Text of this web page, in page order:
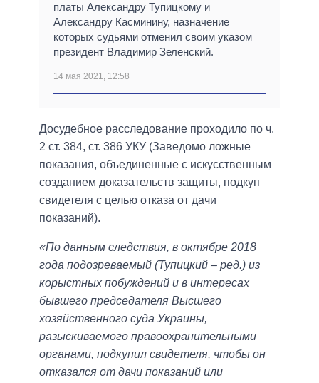
платы Александру Тупицкому и
Александру Касминину, назначение
которых судьями отменил своим указом
президент Владимир Зеленский.
14 мая 2021, 12:58
Досудебное расследование проходило по ч.
2 ст. 384, ст. 386 УКУ (Заведомо ложные
показания, объединенные с искусственным
созданием доказательств защиты, подкуп
свидетеля с целью отказа от дачи
показаний).
«По данным следствия, в октябре 2018
года подозреваемый (Тупицкий – ред.) из
корыстных побуждений и в интересах
бывшего председателя Высшего
хозяйственного суда Украины,
разыскиваемого правоохранительными
органами, подкупил свидетеля, чтобы он
отказался от дачи показаний или